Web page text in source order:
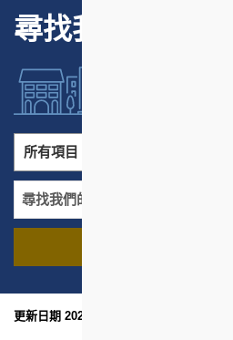
尋找我們的項目
所有項目
網頁指南
更新日期 2024年10月